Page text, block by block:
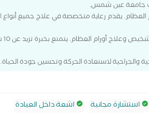
جامعة عين شمس.
يقدم رعاية متخصصة في علاج جميع أنواع
والجراحية لاستعادة الحركة وتحسين جودة الحياة.
استشارة مجانية
اشعة داخل العيادة